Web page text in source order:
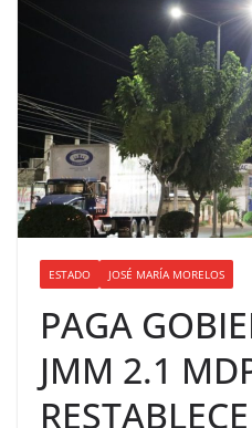
ESTADO JOSÉ MARÍA MORELOS
PAGA
JMM 2.1
RESTABLECE